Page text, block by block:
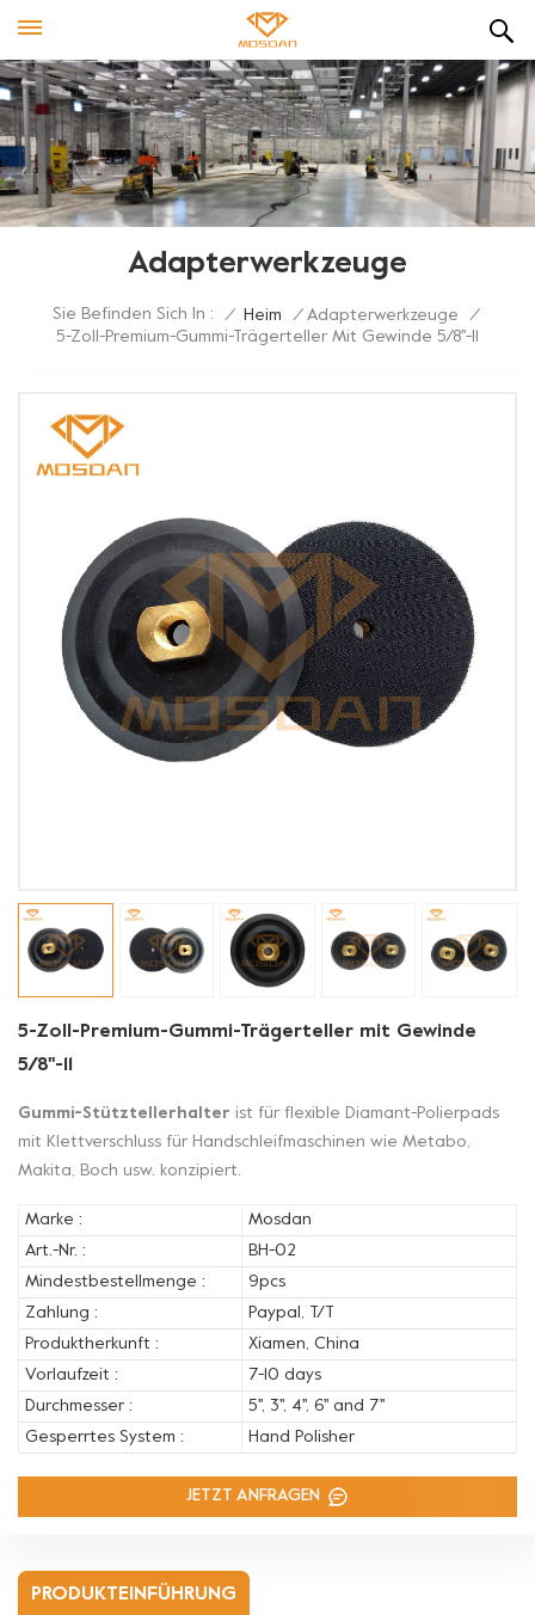
Adapterwerkzeuge
Sie Befinden Sich In : / Heim / Adapterwerkzeuge
/
5-Zoll-Premium-Gummi-Trägerteller Mit Gewinde 5/8''-11
5-Zoll-Premium-Gummi-Trägerteller mit Gewinde
5/8''-11
Gummi-Stütztellerhalter ist für flexible Diamant-Polierpads
mit Klettverschluss für Handschleifmaschinen wie Metabo,
Makita, Boch usw. konzipiert.
Marke :
Mosdan
Art.-Nr. :
BH-02
Mindestbestellmenge :
9pcs
Zahlung :
Paypal, T/T
Produktherkunft :
Xiamen, China
Vorlaufzeit :
7-10 days
Durchmesser :
5'', 3'', 4'', 6'' and 7''
Gesperrtes System :
Hand Polisher
JETZT ANFRAGEN
PRODUKTEINFÜHRUNG